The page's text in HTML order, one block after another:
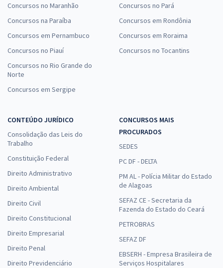
Concursos no Maranhão
Concursos na Paraíba
Concursos em Pernambuco
Concursos no Piauí
Concursos no Rio Grande do
Norte
Concursos em Sergipe
Concursos no Pará
Concursos em Rondônia
Concursos em Roraima
Concursos no Tocantins
CONTEÚDO JURÍDICO
Consolidação das Leis do
Trabalho
Constituição Federal
Direito Administrativo
Direito Ambiental
Direito Civil
Direito Constitucional
Direito Empresarial
Direito Penal
Direito Previdenciário
CONCURSOS MAIS
PROCURADOS
SEDES
PC DF - DELTA
PM AL - Polícia Militar do Estado
de Alagoas
SEFAZ CE - Secretaria da
Fazenda do Estado do Ceará
PETROBRAS
SEFAZ DF
EBSERH - Empresa Brasileira de
Serviços Hospitalares